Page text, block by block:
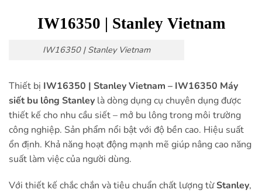
IW16350 | Stanley Vietnam
IW16350 | Stanley Vietnam
Thiết bị IW16350 | Stanley Vietnam – IW16350 Máy
siết bu lông Stanley là dòng dụng cụ chuyên dụng được
thiết kế cho nhu cầu siết – mở bu lông trong môi trường
công nghiệp. Sản phẩm nổi bật với độ bền cao. Hiệu suất
ổn định. Khả năng hoạt động mạnh mẽ giúp nâng cao năng
suất làm việc của người dùng.
Với thiết kế chắc chắn và tiêu chuẩn chất lượng từStanley,